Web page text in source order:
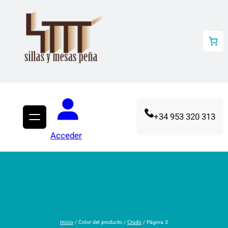
contenido
Acceder
+34 953 320 313
Inicio / Color del producto / Crudo / Página 3